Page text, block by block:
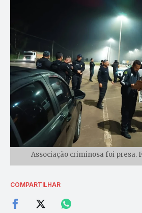
Associação criminosa foi presa.
COMPARTILHAR